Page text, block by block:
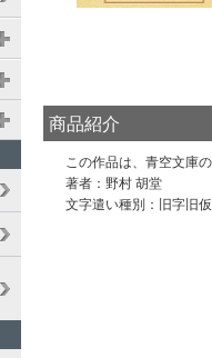
商品紹介
この作品は、青空文庫
著者：野村 胡堂
文字遣い種別：旧字旧